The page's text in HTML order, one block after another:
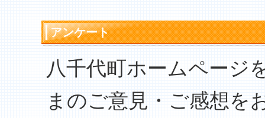
アンケート
八千代町ホームページ
まのご意見・ご感想を